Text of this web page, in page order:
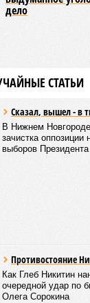
дело
СТАТЬИ
Сказал, вышел - в
В Нижнем
зачистка оппозиции
выборов
Противостояние
Как Глеб Никитин
очередной удар по
Олега Сорокина